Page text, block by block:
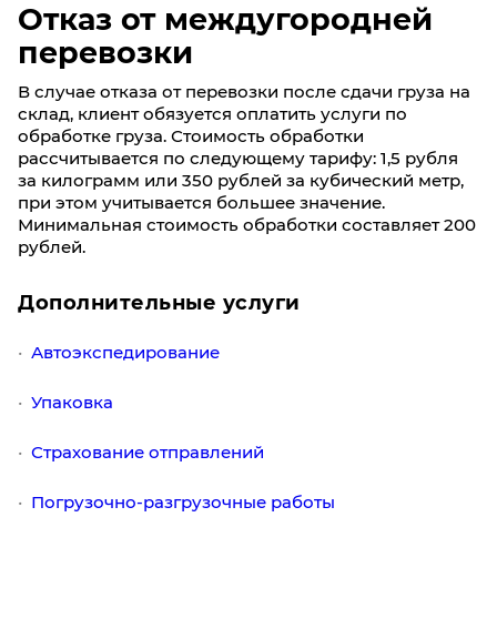
Отказ от междугородней
перевозки
В случае отказа от перевозки после сдачи груза на
склад, клиент обязуется оплатить услуги по
обработке груза. Стоимость обработки
рассчитывается по следующему тарифу: 1,5 рубля
за килограмм или 350 рублей за кубический метр,
при этом учитывается большее значение.
Минимальная стоимость обработки составляет 200
рублей.
Дополнительные услуги
Автоэкспедирование
Упаковка
Страхование отправлений
Погрузочно-разгрузочные работы